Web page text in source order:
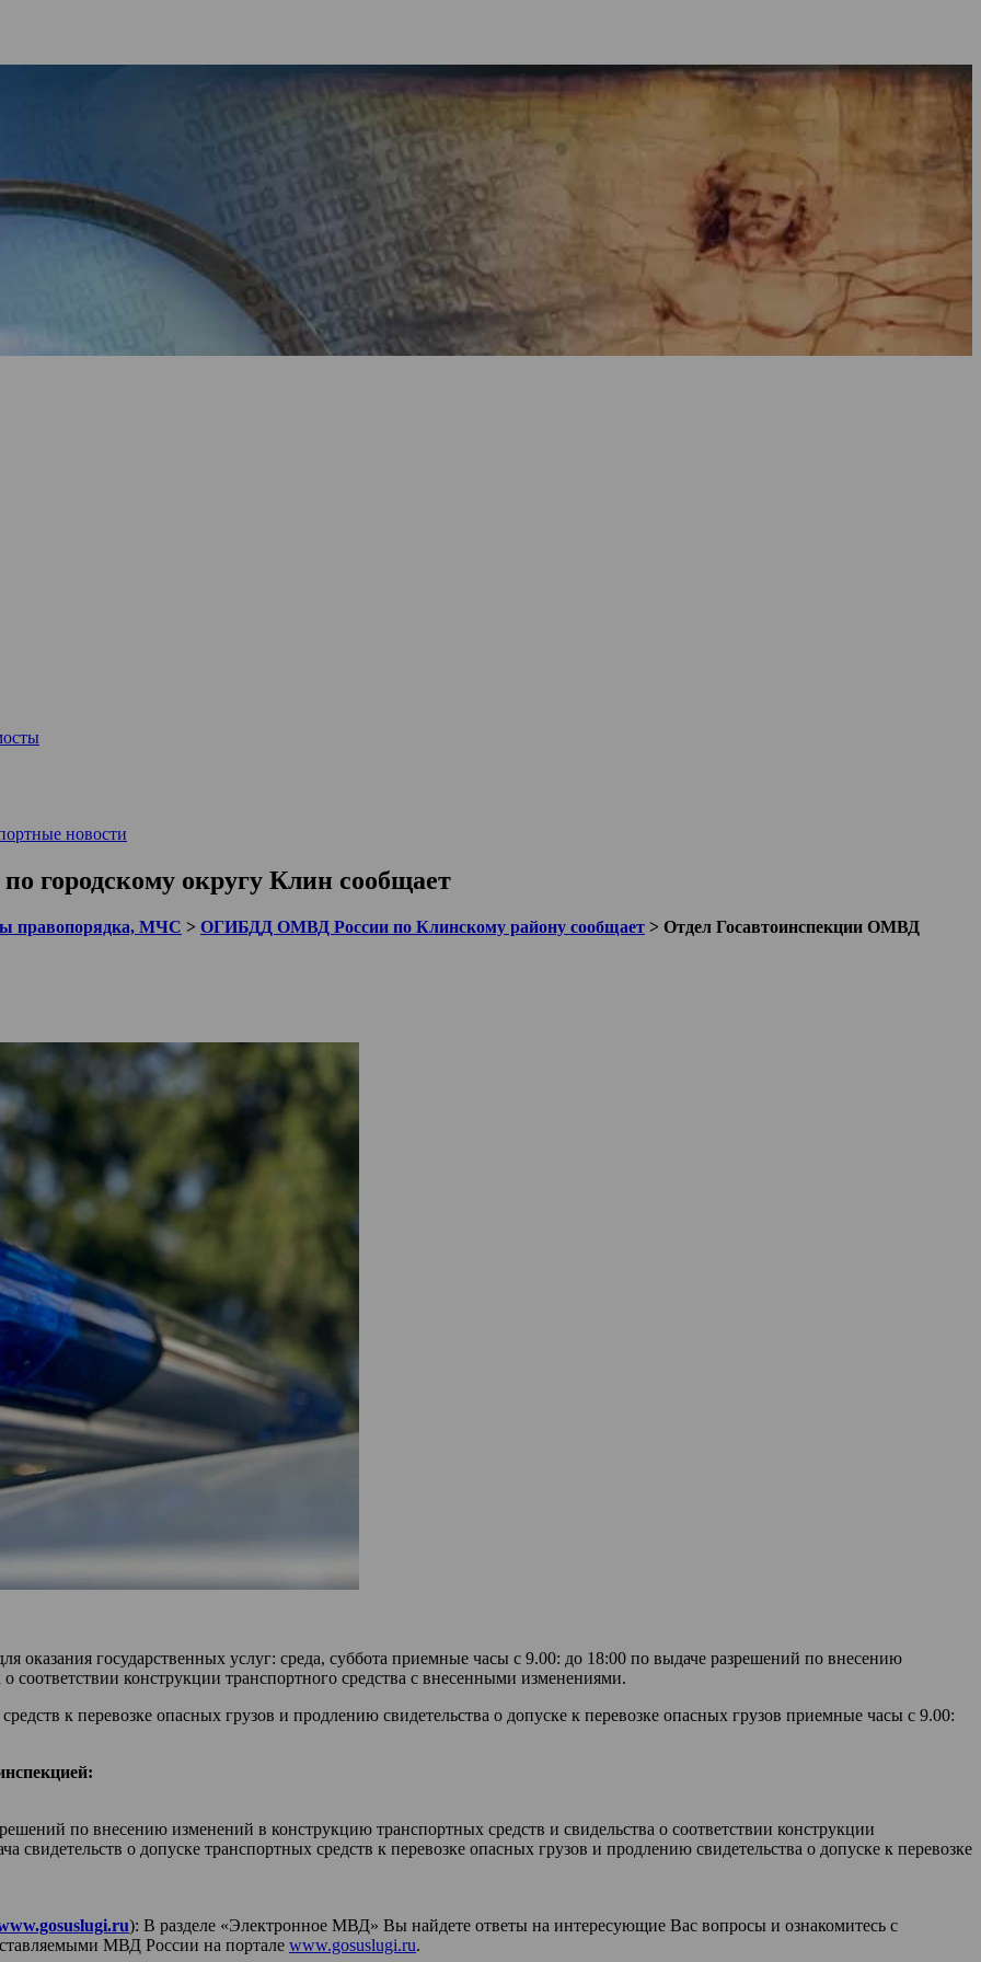
новости
городскому округу Клин сообщает
правопорядка, МЧС > ОГИБДД ОМВД России по Клинскому району сообщает > Отдел Госавтоинспекции ОМВД
оказания государственных услуг: среда, суббота приемные часы с 9.00: до 18:00 по выдаче разрешений по внесению
соответствии конструкции транспортного средства с внесенными изменениями.
к перевозке опасных грузов и продлению свидетельства о допуске к перевозке опасных грузов приемные часы с 9.00:
по внесению изменений в конструкцию транспортных средств и свидельства о соответствии конструкции
свидетельств о допуске транспортных средств к перевозке опасных грузов и продлению свидетельства о допуске к перевозке
): В разделе «Электронное МВД» Вы найдете ответы на интересующие Вас вопросы и ознакомитесь с
МВД России на портале www.gosuslugi.ru.